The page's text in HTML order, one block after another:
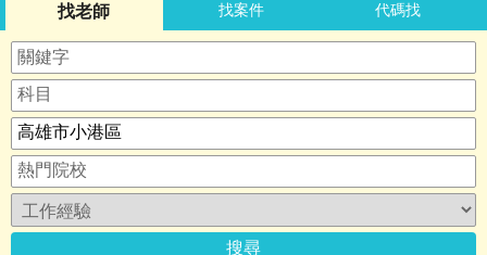
找老師 找案件 代碼找